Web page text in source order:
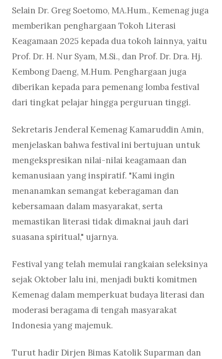
Selain Dr. Greg Soetomo, MA.Hum., Kemenag juga
memberikan penghargaan Tokoh Literasi
Keagamaan 2025 kepada dua tokoh lainnya, yaitu
Prof. Dr. H. Nur Syam, M.Si., dan Prof. Dr. Dra. Hj.
Kembong Daeng, M.Hum. Penghargaan juga
diberikan kepada para pemenang lomba festival
dari tingkat pelajar hingga perguruan tinggi.
Sekretaris Jenderal Kemenag Kamaruddin Amin,
menjelaskan bahwa festival ini bertujuan untuk
mengekspresikan nilai-nilai keagamaan dan
kemanusiaan yang inspiratif. "Kami ingin
menanamkan semangat keberagaman dan
kebersamaan dalam masyarakat, serta
memastikan literasi tidak dimaknai jauh dari
suasana spiritual," ujarnya.
Festival yang telah memulai rangkaian seleksinya
sejak Oktober lalu ini, menjadi bukti komitmen
Kemenag dalam memperkuat budaya literasi dan
moderasi beragama di tengah masyarakat
Indonesia yang majemuk.
Turut hadir Dirjen Bimas Katolik Suparman dan